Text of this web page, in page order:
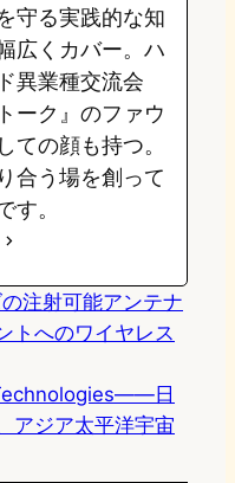
守る実践的な知
広くカバー。ハ
異業種交流会
ーク』のファウ
ての顔も持つ。
合う場を創って
す。
注射可能アンテナ
トへのワイヤレス
日
アジア太平洋宇宙